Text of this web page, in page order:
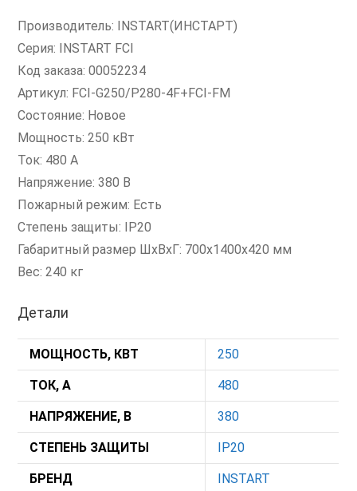
Производитель: INSTART(ИНСТАРТ)
Серия: INSTART FCI
Код заказа: 00052234
Артикул: FCI-G250/P280-4F+FCI-FM
Состояние: Новое
Мощность: 250 кВт
Ток: 480 А
Напряжение: 380 В
Пожарный режим: Есть
Степень защиты: IP20
Габаритный размер ШхВхГ: 700x1400x420 мм
Вес: 240 кг
Детали
МОЩНОСТЬ, КВТ 250
ТОК, А 480
НАПРЯЖЕНИЕ, В 380
СТЕПЕНЬ ЗАЩИТЫ IP20
БРЕНД INSTART